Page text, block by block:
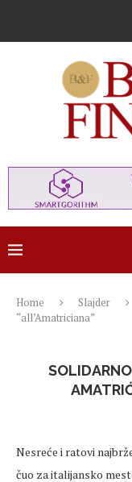
Home Slajder
“all’Amatriciana”
Nesreće i ratovi
čuo za italijansko